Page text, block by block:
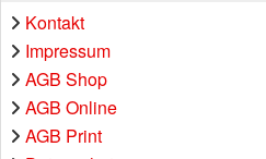
Kontakt
Impressum
AGB Shop
AGB Online
AGB Print